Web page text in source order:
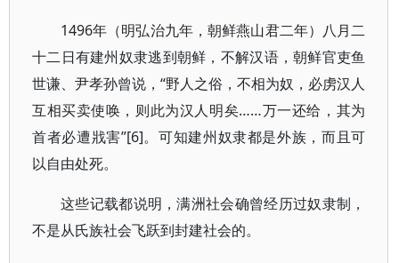
1496年（明弘治九年，朝鲜燕山君二年）八月二
十二日有建州奴隶逃到朝鲜，不解汉语，朝鲜官吏鱼
世谦、尹孝孙曾说，“野人之俗，不相为奴，必虏汉人
互相买卖使唤，则此为汉人明矣……万一还给，其为
首者必遭戕害”[6]。可知建州奴隶都是外族，而且可
以自由处死。
这些记载都说明，满洲社会确曾经历过奴隶制，
不是从氏族社会飞跃到封建社会的。